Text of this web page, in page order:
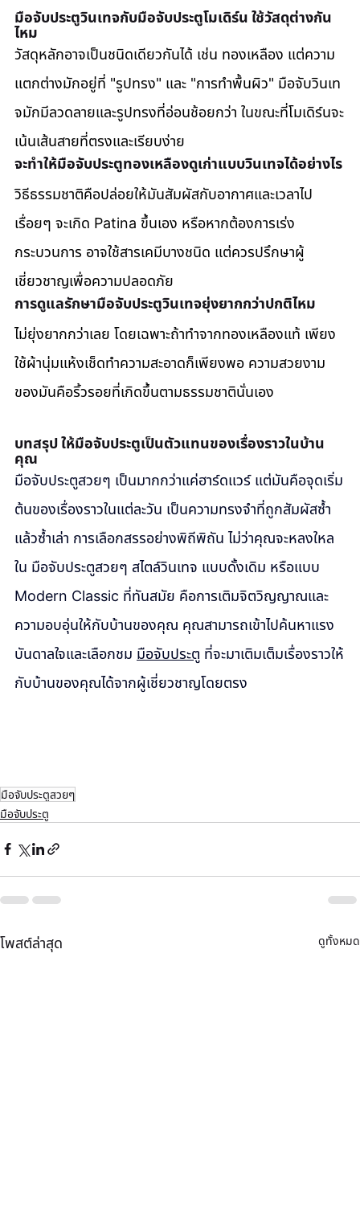
มือจับประตูวินเทจกับมือจับประตูโมเดิร์น ใช้วัสดุต่างกัน
ไหม
วัสดุหลักอาจเป็นชนิดเดียวกันได้ เช่น ทองเหลือง แต่ความ
แตกต่างมักอยู่ที่ "รูปทรง" และ "การทำพื้นผิว" มือจับวินเท
จมักมีลวดลายและรูปทรงที่อ่อนช้อยกว่า ในขณะที่โมเดิร์นจะ
เน้นเส้นสายที่ตรงและเรียบง่าย
จะทำให้มือจับประตูทองเหลืองดูเก่าแบบวินเทจได้อย่างไร
วิธีธรรมชาติคือปล่อยให้มันสัมผัสกับอากาศและเวลาไป
เรื่อยๆ จะเกิด Patina ขึ้นเอง หรือหากต้องการเร่ง
กระบวนการ อาจใช้สารเคมีบางชนิด แต่ควรปรึกษาผู้
เชี่ยวชาญเพื่อความปลอดภัย
การดูแลรักษามือจับประตูวินเทจยุ่งยากกว่าปกติไหม
ไม่ยุ่งยากกว่าเลย โดยเฉพาะถ้าทำจากทองเหลืองแท้ เพียง
ใช้ผ้านุ่มแห้งเช็ดทำความสะอาดก็เพียงพอ ความสวยงาม
ของมันคือริ้วรอยที่เกิดขึ้นตามธรรมชาตินั่นเอง
บทสรุป ให้มือจับประตูเป็นตัวแทนของเรื่องราวในบ้าน
คุณ
มือจับประตูสวยๆ เป็นมากกว่าแค่ฮาร์ดแวร์ แต่มันคือจุดเริ่ม
ต้นของเรื่องราวในแต่ละวัน เป็นความทรงจำที่ถูกสัมผัสซ้ำ
แล้วซ้ำเล่า การเลือกสรรอย่างพิถีพิถัน ไม่ว่าคุณจะหลงใหล
ใน มือจับประตูสวยๆ สไตล์วินเทจ แบบดั้งเดิม หรือแบบ
Modern Classic ที่ทันสมัย คือการเติมจิตวิญญาณและ
ความอบอุ่นให้กับบ้านของคุณ คุณสามารถเข้าไปค้นหาแรง
บันดาลใจและเลือกชม มือจับประตู ที่จะมาเติมเต็มเรื่องราวให้
กับบ้านของคุณได้จากผู้เชี่ยวชาญโดยตรง
มือจับประตูสวยๆ
มือจับประตู
โพสต์ล่าสุด ดูทั้งหมด